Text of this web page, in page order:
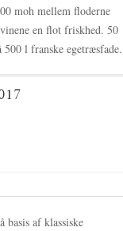
moh mellem floderne
en flot friskhed. 50
l franske egetræsfade.
basis af klassiske